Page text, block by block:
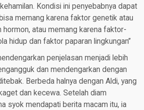
Kondisi ini penyebabnya dapat
memang karena faktor genetik atau
hormon, atau memang karena faktor-
hidup dan faktor paparan lingkungan”
penjelasan menjadi lebih
dan mendengarkan dengan
Berbeda halnya dengan Aldi, yang
dan kecewa. Setelah diam
syok mendapati berita macam itu, ia